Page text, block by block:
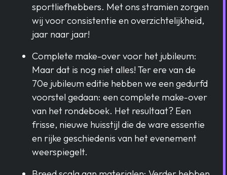
sportliefhebbers. Met ons stramien zorgen
wij voor consistentie en overzichtelijkheid,
jaar naar jaar!
Complete make-over voor het jubileum:
Maar dat is nog niet alles! Ter ere van de
70e jubileum editie hebben we een gedurfd
voorstel gedaan: een complete make-over
van het rondeboek. Het resultaat? Een
frisse, nieuwe huisstijl die de ware essentie
en rijke geschiedenis van het evenement
weerspiegelt.